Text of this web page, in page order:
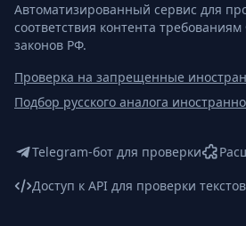
Автоматизированный сервис для
соответствия контента
законов РФ.
Проверка на запрещенные
Подбор русского аналога
Telegram-бот для проверки
Доступ к API для проверки текстов